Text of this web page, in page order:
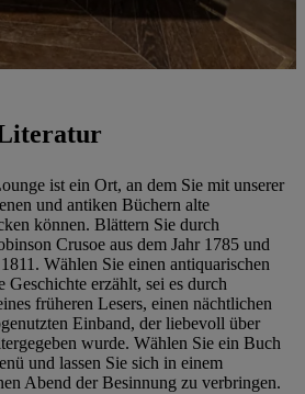
ist ein Ort, an dem Sie mit unserer
und antiken Büchern alte
können. Blättern Sie durch
Crusoe aus dem Jahr 1785 und
Wählen Sie einen antiquarischen
Geschichte erzählt, sei es durch
früheren Lesers, einen nächtlichen
Einband, der liebevoll über
wurde. Wählen Sie ein Buch
und lassen Sie sich in einem
Abend der Besinnung zu verbringen.